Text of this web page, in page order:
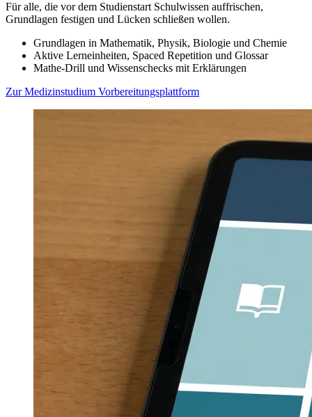
Für alle, die vor dem Studienstart Schulwissen auffrischen,
Grundlagen festigen und Lücken schließen wollen.
Grundlagen in Mathematik, Physik, Biologie und Chemie
Aktive Lerneinheiten, Spaced Repetition und Glossar
Mathe-Drill und Wissenschecks mit Erklärungen
Zur Medizinstudium Vorbereitungsplattform